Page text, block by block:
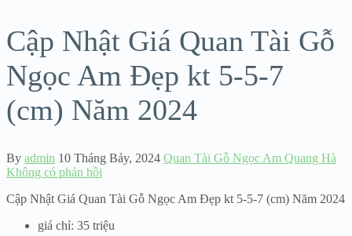
Cập Nhật Giá Quan Tài Gỗ
Ngọc Am Đẹp kt 5-5-7
(cm) Năm 2024
By admin 10 Tháng Bảy, 2024 Quan Tài Gỗ Ngọc Am Quang Hà
Không có phản hồi
Cập Nhật Giá Quan Tài Gỗ Ngọc Am Đẹp kt 5-5-7 (cm) Năm 2024
giá chỉ: 35 triệu